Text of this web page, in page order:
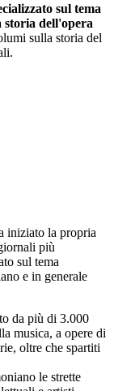
sul tema
storia dell'opera
sulla storia del
iniziato la propria
più
sul tema
e in generale
da più di 3.000
musica, a opere di
oltre che spartiti
le strette